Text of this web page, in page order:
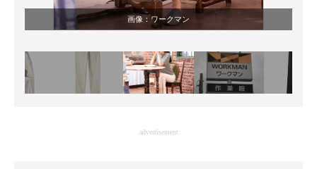
画像：ワークマン
advertisement